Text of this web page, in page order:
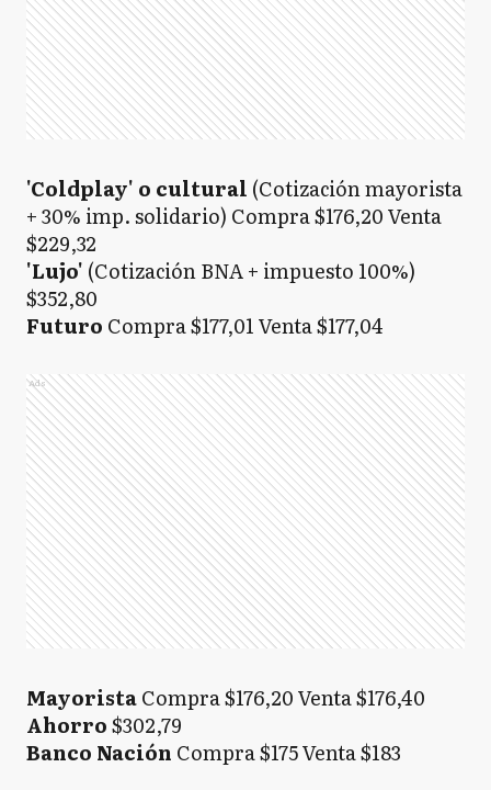
'Coldplay' o cultural (Cotización mayorista
+ 30% imp. solidario) Compra $176,20 Venta
$229,32
'Lujo' (Cotización BNA + impuesto 100%)
$352,80
Futuro Compra $177,01 Venta $177,04
Ads
MayoristaCompra $176,20 Venta $176,40
Ahorro$302,79
Banco Nación Compra $175 Venta $183